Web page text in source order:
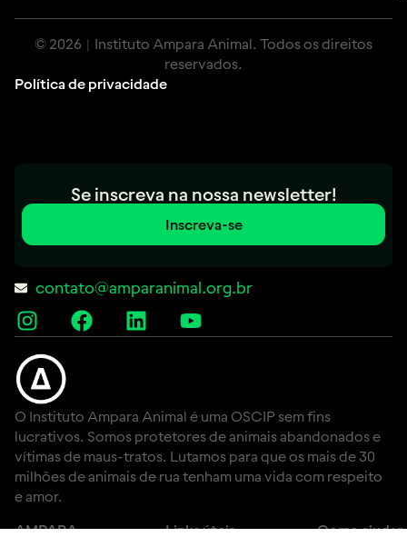
© 2026 | Instituto Ampara Animal. Todos os direitos
reservados.
Política de privacidade
Se inscreva na nossa newsletter!
Inscreva-se
contato@amparanimal.org.br
O Instituto Ampara Animal é uma OSCIP sem fins
lucrativos. Somos protetores de animais abandonados e
vítimas de maus-tratos. Lutamos para que os mais de 30
milhões de animais de rua tenham uma vida com respeito
e amor.
AMPARA Links úteis Como ajudar